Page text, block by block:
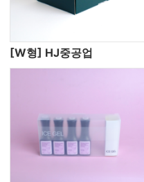
[W형] HJ중공업